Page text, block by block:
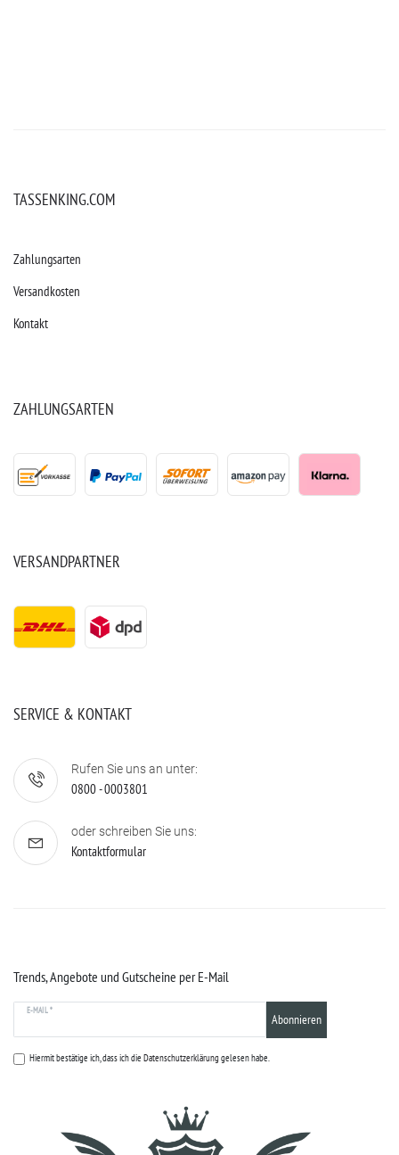
TASSENKING.COM
Zahlungsarten
Versandkosten
Kontakt
ZAHLUNGSARTEN
VERSANDPARTNER
SERVICE & KONTAKT
Rufen Sie uns an unter:
0800 - 0003801
oder schreiben Sie uns:
Kontaktformular
Trends, Angebote und Gutscheine per E-Mail
E-MAIL *
Abonnieren
Hiermit bestätige ich, dass ich die Datenschutzerklärunggelesen habe.